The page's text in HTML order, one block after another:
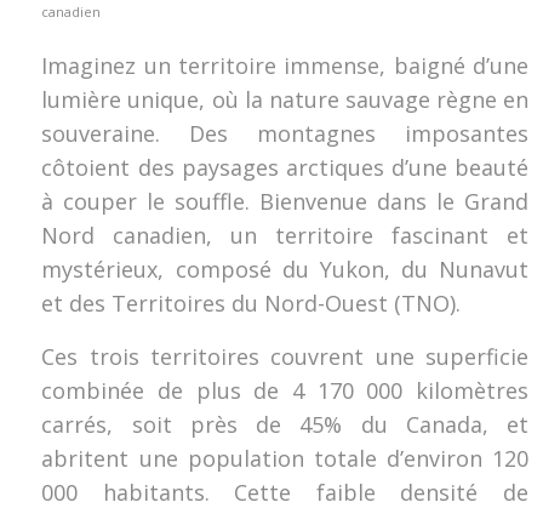
canadien
Imaginez un territoire immense, baigné d’une
lumière unique, où la nature sauvage règne en
souveraine. Des montagnes imposantes
côtoient des paysages arctiques d’une beauté
à couper le souffle. Bienvenue dans le Grand
Nord canadien, un territoire fascinant et
mystérieux, composé du Yukon, du Nunavut
et des Territoires du Nord-Ouest (TNO).
Ces trois territoires couvrent une superficie
combinée de plus de 4 170 000 kilomètres
carrés, soit près de 45% du Canada, et
abritent une population totale d’environ 120
000 habitants. Cette faible densité de